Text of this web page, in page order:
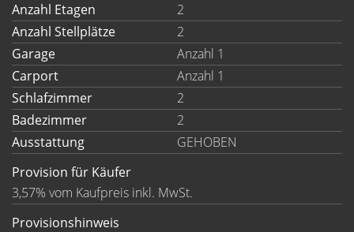
Anzahl Etagen
2
Anzahl Stellplätze
2
Garage
Anzahl 1
Carport
Anzahl 1
Schlafzimmer
2
Badezimmer
2
Ausstattung
GEHOBEN
Provision für Käufer
3,57% vom Kaufpreis inkl. MwSt.
Provisionshinweis